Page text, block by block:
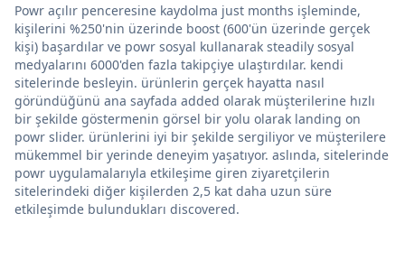
Powr açılır penceresine kaydolma just months işleminde,
kişilerini %250'nin üzerinde boost (600'ün üzerinde gerçek
kişi) başardılar ve powr sosyal kullanarak steadily sosyal
medyalarını 6000'den fazla takipçiye ulaştırdılar. kendi
sitelerinde besleyin. ürünlerin gerçek hayatta nasıl
göründüğünü ana sayfada added olarak müşterilerine hızlı
bir şekilde göstermenin görsel bir yolu olarak landing on
powr slider. ürünlerini iyi bir şekilde sergiliyor ve müşterilere
mükemmel bir yerinde deneyim yaşatıyor. aslında, sitelerinde
powr uygulamalarıyla etkileşime giren ziyaretçilerin
sitelerindeki diğer kişilerden 2,5 kat daha uzun süre
etkileşimde bulundukları discovered.